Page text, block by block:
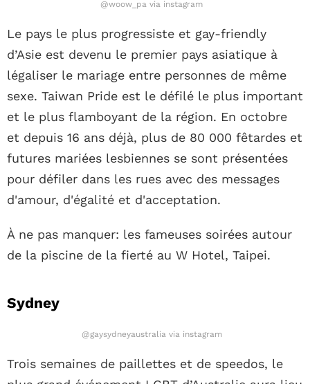
@woow_pa via instagram
Le pays le plus progressiste et gay-friendly
d’Asie est devenu le premier pays asiatique à
légaliser le mariage entre personnes de même
sexe. Taiwan Pride est le défilé le plus important
et le plus flamboyant de la région. En octobre
et depuis 16 ans déjà, plus de 80 000 fêtardes et
futures mariées lesbiennes se sont présentées
pour défiler dans les rues avec des messages
d'amour, d'égalité et d'acceptation.
À ne pas manquer: les fameuses soirées autour
de la piscine de la fierté au W ​​Hotel, Taipei.
Sydney
@gaysydneyaustralia via instagram
Trois semaines de paillettes et de speedos, le